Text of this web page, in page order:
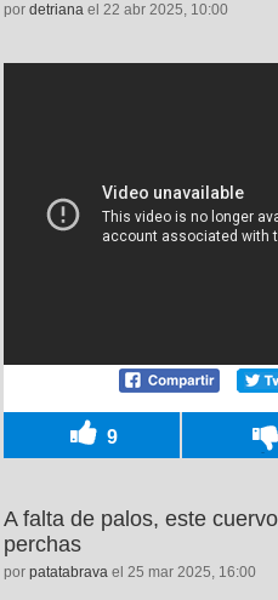
por detriana el 22 abr 2025, 10:00
9
A falta de palos, este
perchas
por patatabrava el 25 mar 2025, 16:00